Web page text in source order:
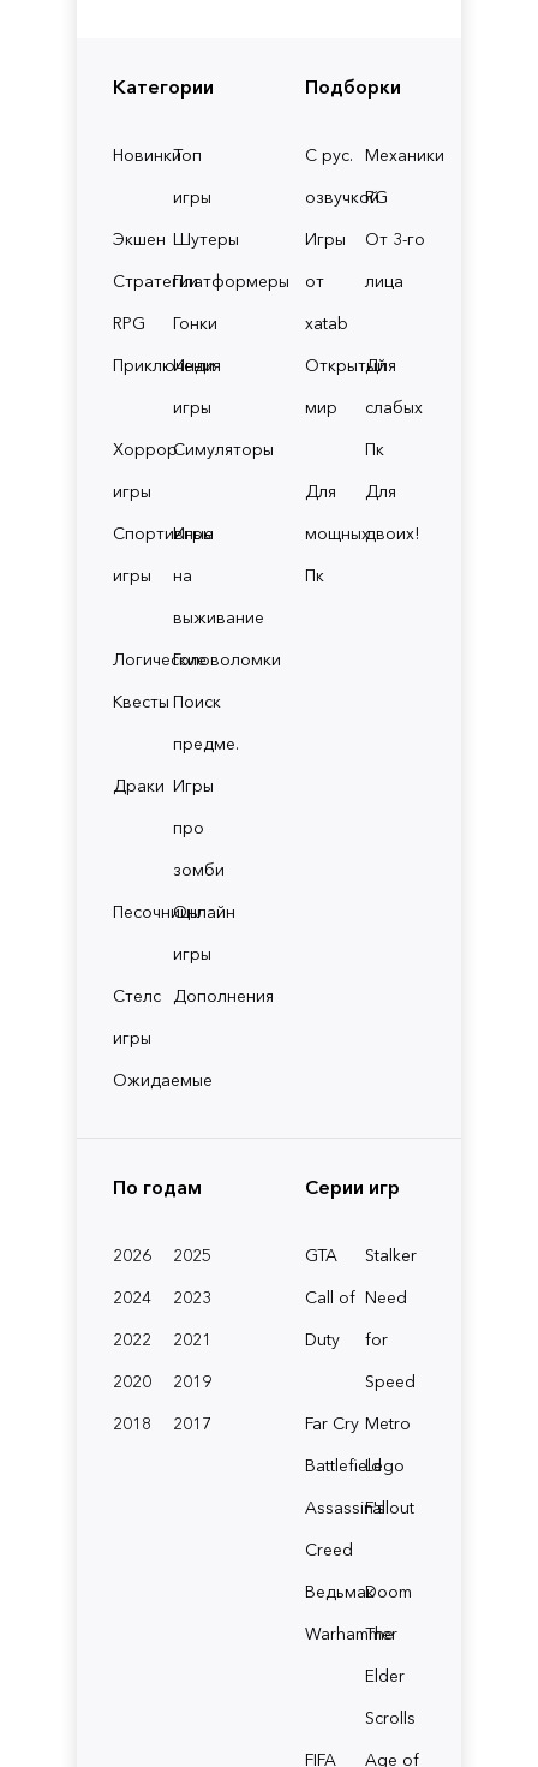
Категории
НовинкиТоп
игры
Экшен Шутеры
СтратегииПлатформеры
RPG
Гонки
Приключения
Инди
игры
Хоррор
игры
Симуляторы
Спортивные
игры
Игры
на
выживание
ЛогическиеГоловоломки
Квесты Поиск
предме.
Драки Игры
про
зомби
ПесочницыОнлайн
игры
Стелс
игры
Дополнения
Ожидаемые
Подборки
С рус.
озвучкой
Механики
RG
Игры
от
xatab
От 3-го
лица
Открытый
мир
Для
слабых
Пк
Для
мощных
Пк
Для
двоих!
По годам
2026
2025
2024
2023
2022
2021
2020
2019
2018
2017
Серии игр
GTA
Stalker
Call of
Duty
Need
for
Speed
Far Cry Metro
BattlefieldLego
Assassin's
Creed
Fallout
ВедьмакDoom
Warhammer
The
Elder
Scrolls
FIFA
Age of